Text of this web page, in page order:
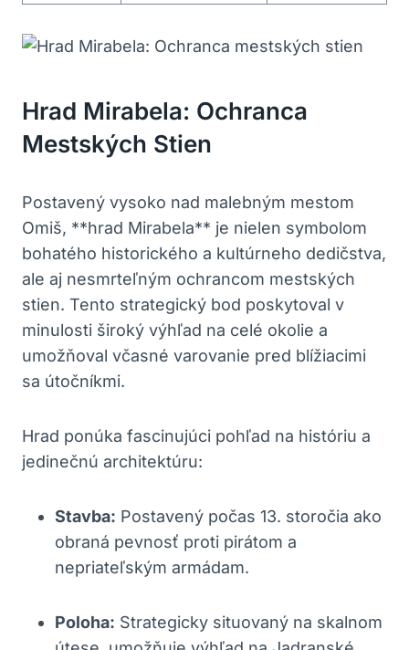
Hrad Mirabela: Ochranca
Mestských Stien
Postavený vysoko nad malebným mestom
Omiš, **hrad Mirabela** je nielen symbolom
bohatého historického a kultúrneho dedičstva,
ale aj nesmrteľným ochrancom mestských
stien. Tento strategický bod poskytoval v
minulosti široký výhľad na celé okolie a
umožňoval včasné varovanie pred blížiacimi
sa útočníkmi.
Hrad ponúka fascinujúci pohľad na históriu a
jedinečnú architektúru:
Stavba: Postavený počas 13. storočia ako
obraná pevnosť proti pirátom a
nepriateľským armádam.
Poloha: Strategicky situovaný na skalnom